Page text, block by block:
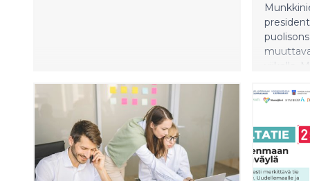
viikolla.
virka-
2021